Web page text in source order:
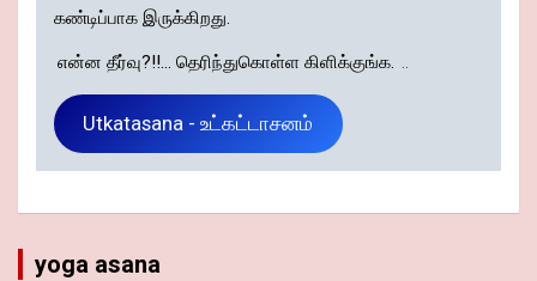
கண்டிப்பாக இருக்கிறது.
என்ன தீர்வு?!!... தெரிந்துகொள்ள கிளிக்குங்க. ..
Utkatasana - உட்கட்டாசனம்
yoga asana